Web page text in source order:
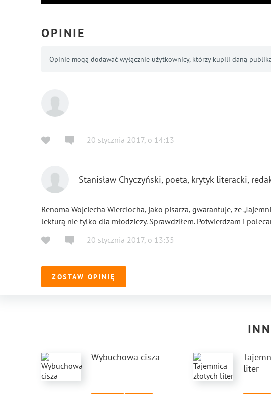
OPINIE
Opinie mogą dodawać wyłącznie użytkownicy, którzy kupili daną
20 stycznia 2017, o 14:13
Stanisław Chyczyński, poeta, krytyk literacki,
Renoma Wojciecha Wierciocha, jako pisarza, gwarantuje, że
lekturą nie tylko dla młodzieży. Sprawdziłem. Potwierdzam i
20 stycznia 2017, o 13:35
ZOSTAW OPINIĘ
Wybuchowa cisza
liter